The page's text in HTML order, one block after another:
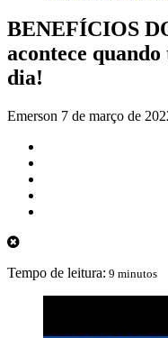
BENEFÍCIOS
acontece
dia!
Emerson 7 de março de
Tempo de leitura: 9 minutos